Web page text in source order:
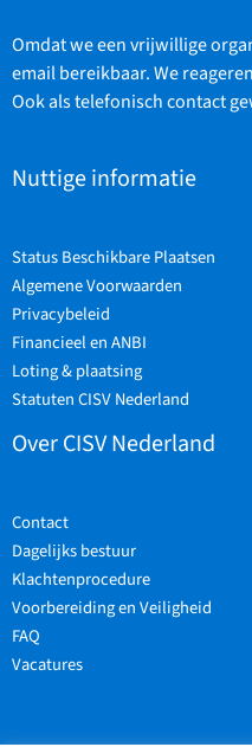
Omdat we een vrijwillige
email bereikbaar. We
Ook als telefonisch contact
Nuttige informatie
Status Beschikbare Plaatsen
Algemene Voorwaarden
Privacybeleid
Financieel en ANBI
Loting & plaatsing
Statuten CISV Nederland
Over CISV Nederland
Contact
Dagelijks bestuur
Klachtenprocedure
Voorbereiding en Veiligheid
FAQ
Vacatures